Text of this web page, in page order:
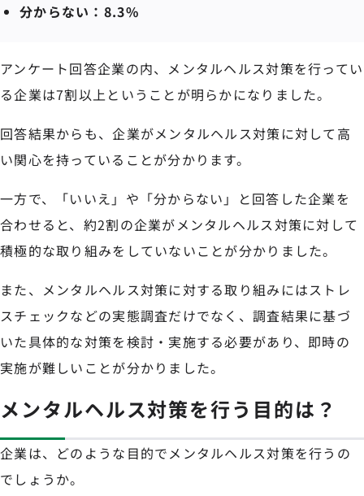
分からない：8.3%
アンケート回答企業の内、メンタルヘルス対策を行ってい
る企業は7割以上ということが明らかになりました。
回答結果からも、企業がメンタルヘルス対策に対して高
い関心を持っていることが分かります。
一方で、「いいえ」や「分からない」と回答した企業を
合わせると、約2割の企業がメンタルヘルス対策に対して
積極的な取り組みをしていないことが分かりました。
また、メンタルヘルス対策に対する取り組みにはストレ
スチェックなどの実態調査だけでなく、調査結果に基づ
いた具体的な対策を検討・実施する必要があり、即時の
実施が難しいことが分かりました。
メンタルヘルス対策を行う目的は？
企業は、どのような目的でメンタルヘルス対策を行うの
でしょうか。